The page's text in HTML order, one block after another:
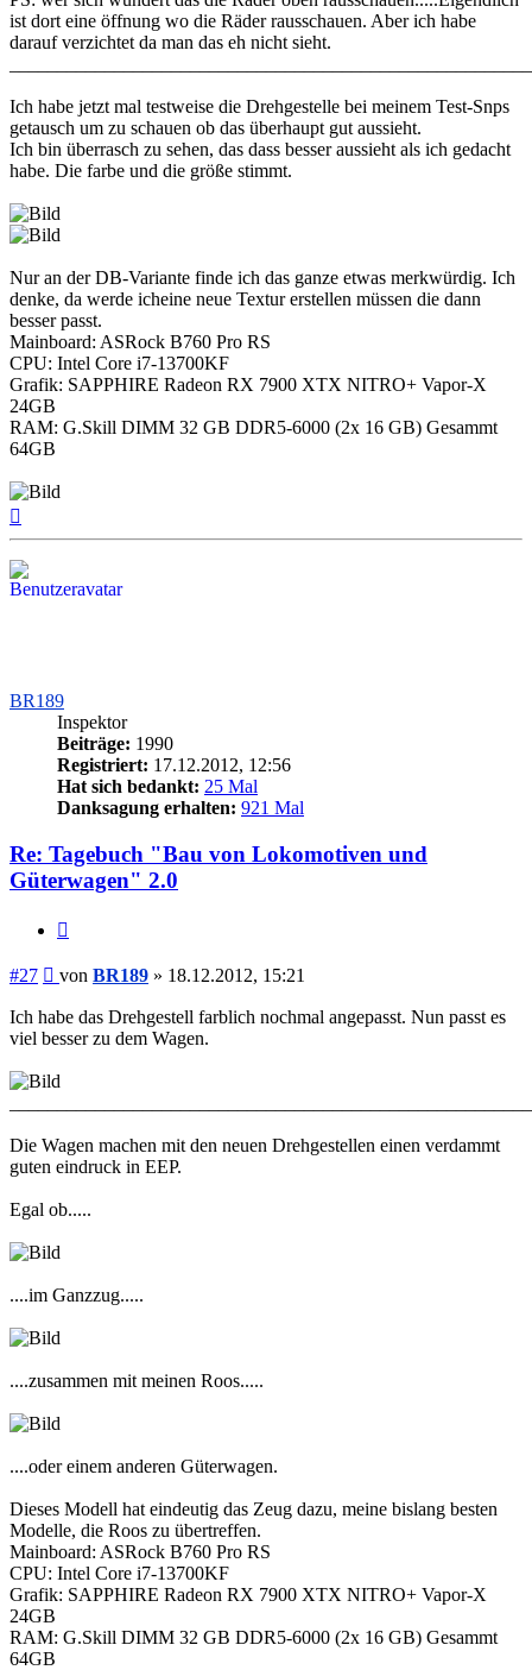
ist dort eine öffnung wo die Räder rausschauen. Aber ich habe
darauf verzichtet da man das eh nicht sieht.
Ich habe jetzt mal testweise die Drehgestelle bei meinem Test-Snps
getausch um zu schauen ob das überhaupt gut aussieht.
Ich bin überrasch zu sehen, das dass besser aussieht als ich gedacht
habe. Die farbe und die größe stimmt.
Nur an der DB-Variante finde ich das ganze etwas merkwürdig. Ich
denke, da werde icheine neue Textur erstellen müssen die dann
besser passt.
Mainboard: ASRock B760 Pro RS
CPU: Intel Core i7-13700KF
Grafik: SAPPHIRE Radeon RX 7900 XTX NITRO+ Vapor-X
24GB
RAM: G.Skill DIMM 32 GB DDR5-6000 (2x 16 GB) Gesammt
64GB
BR189
Inspektor
Beiträge: 1990
Registriert: 17.12.2012, 12:56
Hat sich bedankt: 25 Mal
Danksagung erhalten: 921 Mal
Re: Tagebuch "Bau von Lokomotiven und
Güterwagen" 2.0
#27 Beitrag
von BR189 » 18.12.2012, 15:21
Ich habe das Drehgestell farblich nochmal angepasst. Nun passt es
viel besser zu dem Wagen.
Die Wagen machen mit den neuen Drehgestellen einen verdammt
guten eindruck in EEP.
Egal ob.....
....im Ganzzug.....
....zusammen mit meinen Roos.....
....oder einem anderen Güterwagen.
Dieses Modell hat eindeutig das Zeug dazu, meine bislang besten
Modelle, die Roos zu übertreffen.
Mainboard: ASRock B760 Pro RS
CPU: Intel Core i7-13700KF
Grafik: SAPPHIRE Radeon RX 7900 XTX NITRO+ Vapor-X
24GB
RAM: G.Skill DIMM 32 GB DDR5-6000 (2x 16 GB) Gesammt
64GB